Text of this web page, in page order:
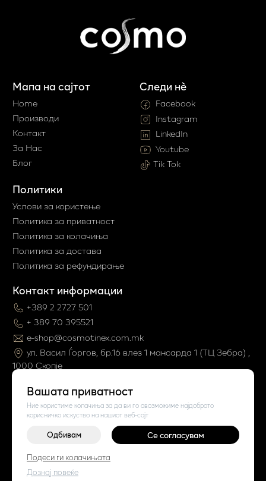
Вашата приватност
Ние користиме колачиња за да ви го овозможиме најдоброто
корисничко искуство на нашиот веб-сајт
Одбивам Се согласувам
Подеси ги колачињата
Дознај повеќе
Мапа на сајтот
Home
Производи
Контакт
За Нас
Блог
Политики
Услови за користење
Политика за приватност
Политика за колачиња
Политика за достава
Политика за рефундирање
Контакт информации
+389 2 2727 501
+ 389 70 395521
e-shop@cosmotinex.com.mk
ул. Васил Ѓоргов, бр.16 влез 1 мaнсарда 1 (ТЦ Зебра) ,
1000 Скопје
Следи нè
Facebook
Instagram
LinkedIn
Youtube
Tik Tok
©2026Vendor x
Поставки за колачиња